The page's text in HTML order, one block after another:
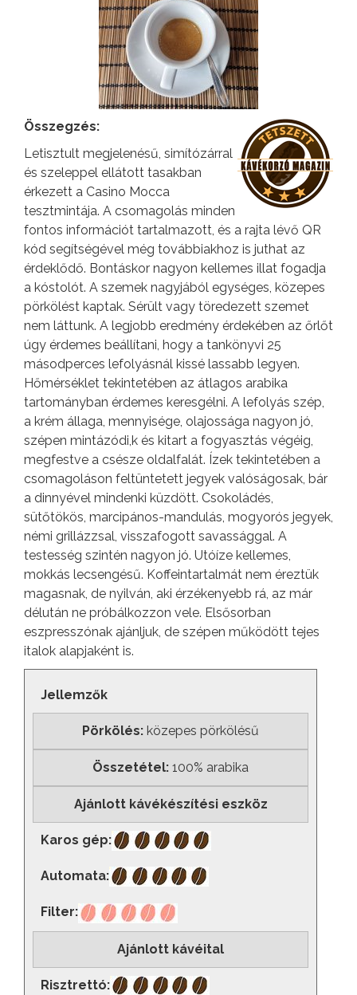
Összegzés:
Letisztult megjelenésű, simítózárral
és szeleppel ellátott tasakban
érkezett a Casino Mocca
tesztmintája. A csomagolás minden
fontos információt tartalmazott, és a rajta lévő QR
kód segítségével még továbbiakhoz is juthat az
érdeklődő. Bontáskor nagyon kellemes illat fogadja
a kóstolót. A szemek nagyjából egységes, közepes
pörkölést kaptak. Sérült vagy töredezett szemet
nem láttunk. A legjobb eredmény érdekében az őrlőt
úgy érdemes beállítani, hogy a tankönyvi 25
másodperces lefolyásnál kissé lassabb legyen.
Hőmérséklet tekintetében az átlagos arabika
tartományban érdemes keresgélni. A lefolyás szép,
a krém állaga, mennyisége, olajossága nagyon jó,
szépen mintázódi,k és kitart a fogyasztás végéig,
megfestve a csésze oldalfalát. Ízek tekintetében a
csomagoláson feltüntetett jegyek valóságosak, bár
a dinnyével mindenki küzdött. Csokoládés,
sütőtökös, marcipános-mandulás, mogyorós jegyek,
némi grillázzsal, visszafogott savassággal. A
testesség szintén nagyon jó. Utóíze kellemes,
mokkás lecsengésű. Koffeintartalmát nem éreztük
magasnak, de nyilván, aki érzékenyebb rá, az már
délután ne próbálkozzon vele. Elsősorban
eszpresszónak ajánljuk, de szépen működött tejes
italok alapjaként is.
Jellemzők
Pörkölés: közepes pörkölésű
Összetétel: 100% arabika
Ajánlott kávékészítési eszköz
Karos gép:
Automata:
Filter:
Ajánlott kávéital
Risztrettó: